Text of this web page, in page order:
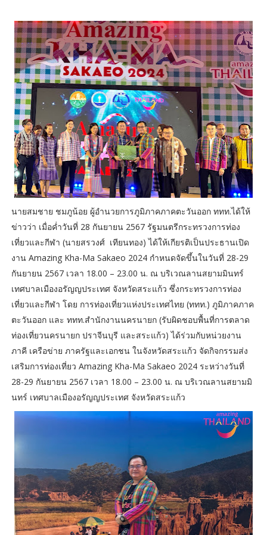
นายสมชาย ชมภูน้อย ผู้อำนวยการภูมิภาคภาคตะวันออก ททท.ได้ให้
ข่าวว่า เมื่อค่ำวันที่ 28 กันยายน 2567 รัฐมนตรีกระทรวงการท่อง
เที่ยวและกีฬา (นายสรวงศ์ เทียนทอง) ได้ให้เกียรติเป็นประธานเปิด
งาน Amazing Kha-Ma Sakaeo 2024 กำหนดจัดขึ้นในวันที่ 28-29
กันยายน 2567 เวลา 18.00 – 23.00 น. ณ บริเวณลานสยามมินทร์
เทศบาลเมืองอรัญญประเทศ จังหวัดสระแก้ว ซึ่งกระทรวงการท่อง
เที่ยวและกีฬา โดย การท่องเที่ยวแห่งประเทศไทย (ททท.) ภูมิภาคภาค
ตะวันออก และ ททท.สำนักงานนครนายก (รับผิดชอบพื้นที่การตลาด
ท่องเที่ยวนครนายก ปราจีนบุรี และสระแก้ว) ได้ร่วมกับหน่วยงาน
ภาคี เครือข่าย ภาครัฐและเอกชน ในจังหวัดสระแก้ว จัดกิจกรรมส่ง
เสริมการท่องเที่ยว Amazing Kha-Ma Sakaeo 2024 ระหว่างวันที่
28-29 กันยายน 2567 เวลา 18.00 – 23.00 น. ณ บริเวณลานสยามมิ
นทร์ เทศบาลเมืองอรัญญประเทศ จังหวัดสระแก้ว